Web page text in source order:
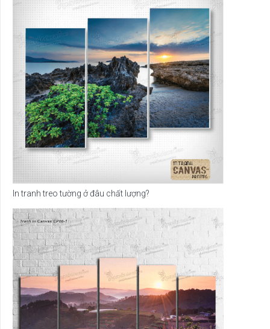
In tranh treo tường ở đâu chất lượng?